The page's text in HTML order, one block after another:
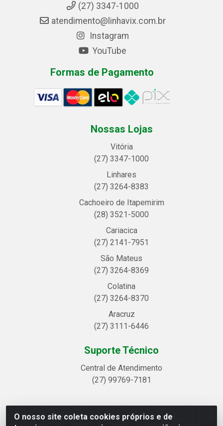
O nosso site coleta cookies próprios e de
(27) 3347-1000
atendimento@linhavix.com.br
Instagram
YouTube
Formas de Pagamento
Nossas Lojas
Vitória
(27) 3347-1000
Linhares
(27) 3264-8383
Cachoeiro de Itapemirim
(28) 3521-5000
Cariacica
(27) 2141-7951
São Mateus
(27) 3264-8369
Colatina
(27) 3264-8370
Aracruz
(27) 3111-6446
Suporte Técnico
Central de Atendimento
(27) 99769-7181
Linhavix Distribuidora LTDA - Avenida Alegre, 2521 -